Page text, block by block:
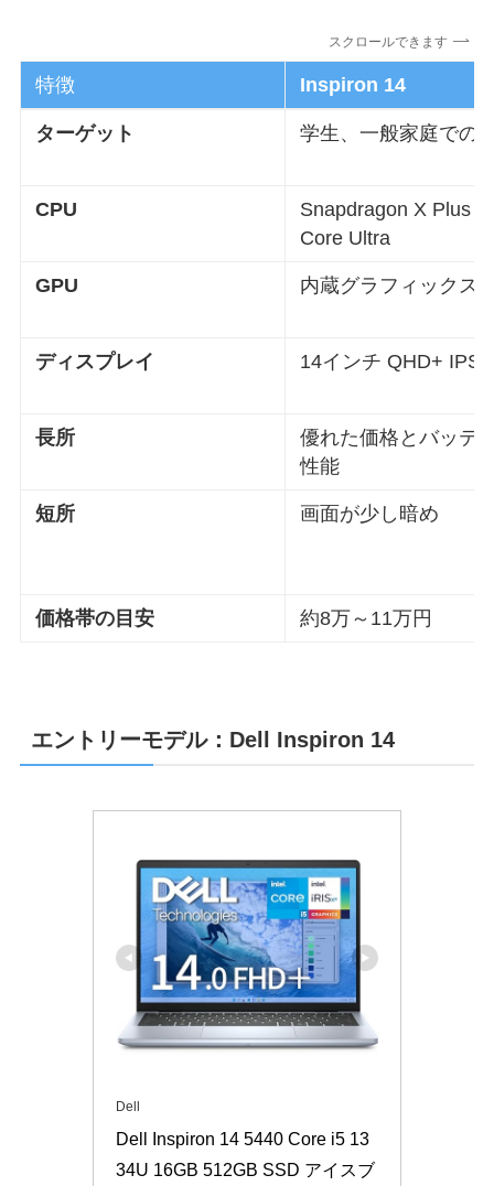
スクロールできます
特徴 Inspiron 14
ターゲット 学生、一般家庭での
CPU
Snapdragon X Plus /
Core Ultra
GPU 内蔵グラフィックス
ディスプレイ 14インチ QHD+ IPS
長所
優れた価格とバッテ
性能
短所 画面が少し暗め
価格帯の目安 約8万～11万円
エントリーモデル：Dell Inspiron 14
Dell
Dell Inspiron 14 5440 Core i5 13
34U 16GB 512GB SSD アイスブ